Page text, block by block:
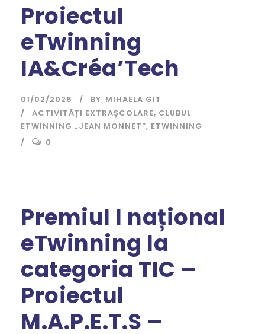
Proiectul
eTwinning
IA&Créa’Tech
01/02/2026 BY MIHAELA GIT
ACTIVITĂȚI EXTRAȘCOLARE, CLUBUL
ETWINNING „JEAN MONNET”, ETWINNING
0
Premiul I național
eTwinning la
categoria TIC –
Proiectul
M.A.P.E.T.S –